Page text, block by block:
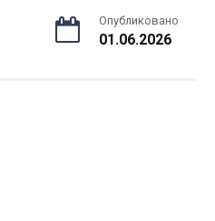
Опубликовано
01.06.2026